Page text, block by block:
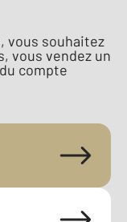
vous souhaitez
vous vendez un
compte